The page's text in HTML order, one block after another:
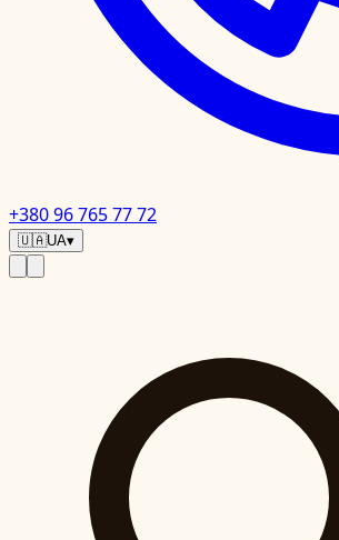
+380 96 765 77 72
🇺🇦UA▾